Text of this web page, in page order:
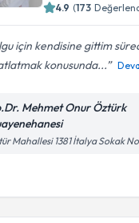
4.9 (173
için kendisine gittim
konusunda...
Mehmet Onur Öztürk
Mahallesi 1381 İtalya Sokak